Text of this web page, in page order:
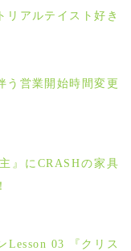
リアルテイスト好き
う営業開始時間変更
』にCRASHの家具
Lesson 03 『クリス